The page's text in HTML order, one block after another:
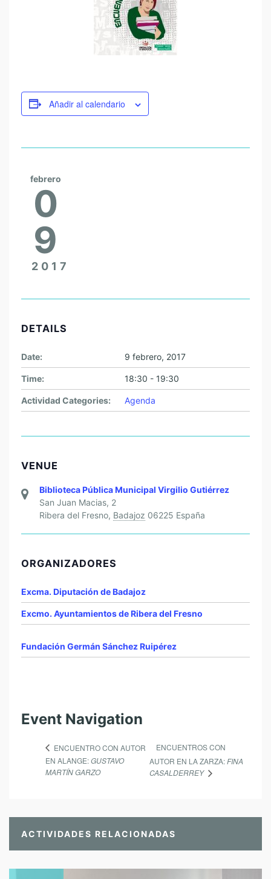
Añadir al calendario
febrero
0
9
2017
DETAILS
Date: 9 febrero, 2017
Time: 18:30 - 19:30
Actividad Categories: Agenda
VENUE
Biblioteca Pública Municipal Virgilio Gutiérrez
San Juan Macias, 2
Ribera del Fresno, Badajoz 06225 España
ORGANIZADORES
Excma. Diputación de Badajoz
Excmo. Ayuntamientos de Ribera del Fresno
Fundación Germán Sánchez Ruipérez
Event Navigation
ENCUENTRO CON AUTOR
EN ALANGE:GUSTAVO
MARTÍN GARZO
ENCUENTROS CON
AUTOR EN LA ZARZA:FINA
CASALDERREY
ACTIVIDADES RELACIONADAS